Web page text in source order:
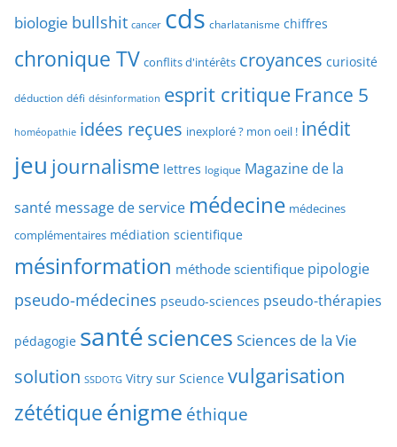
a
y
e
d
’
a
i
c
e
r
h
p
a
t
e
biologie bullshit cancer cds charlatanisme chiffres
chronique TV conflits d'intérêts croyances curiosité
déduction défi désinformation esprit critique France 5
homéopathie idées reçues inexploré ? mon oeil ! inédit
jeu journalisme lettres logique Magazine de la
santé message de service médecine médecines
complémentaires médiation scientifique
mésinformation méthode scientifique pipologie
pseudo-médecines pseudo-sciences pseudo-thérapies
pédagogie santésciences Sciences de la Vie
solution SSDOTG Vitry sur Science vulgarisation
zététiqueénigme éthique